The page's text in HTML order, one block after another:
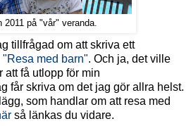
2011 på "vår" veranda.
tillfrågad om att skriva ett
"Resa med barn". Och ja, det ville
att få utlopp för min
får skriva om det jag gör allra helst.
som handlar om att resa med
så länkas du vidare.